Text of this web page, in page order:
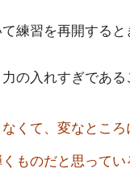
練習を再開すると
の入れすぎである
くて、変なところ
ものだと思ってい